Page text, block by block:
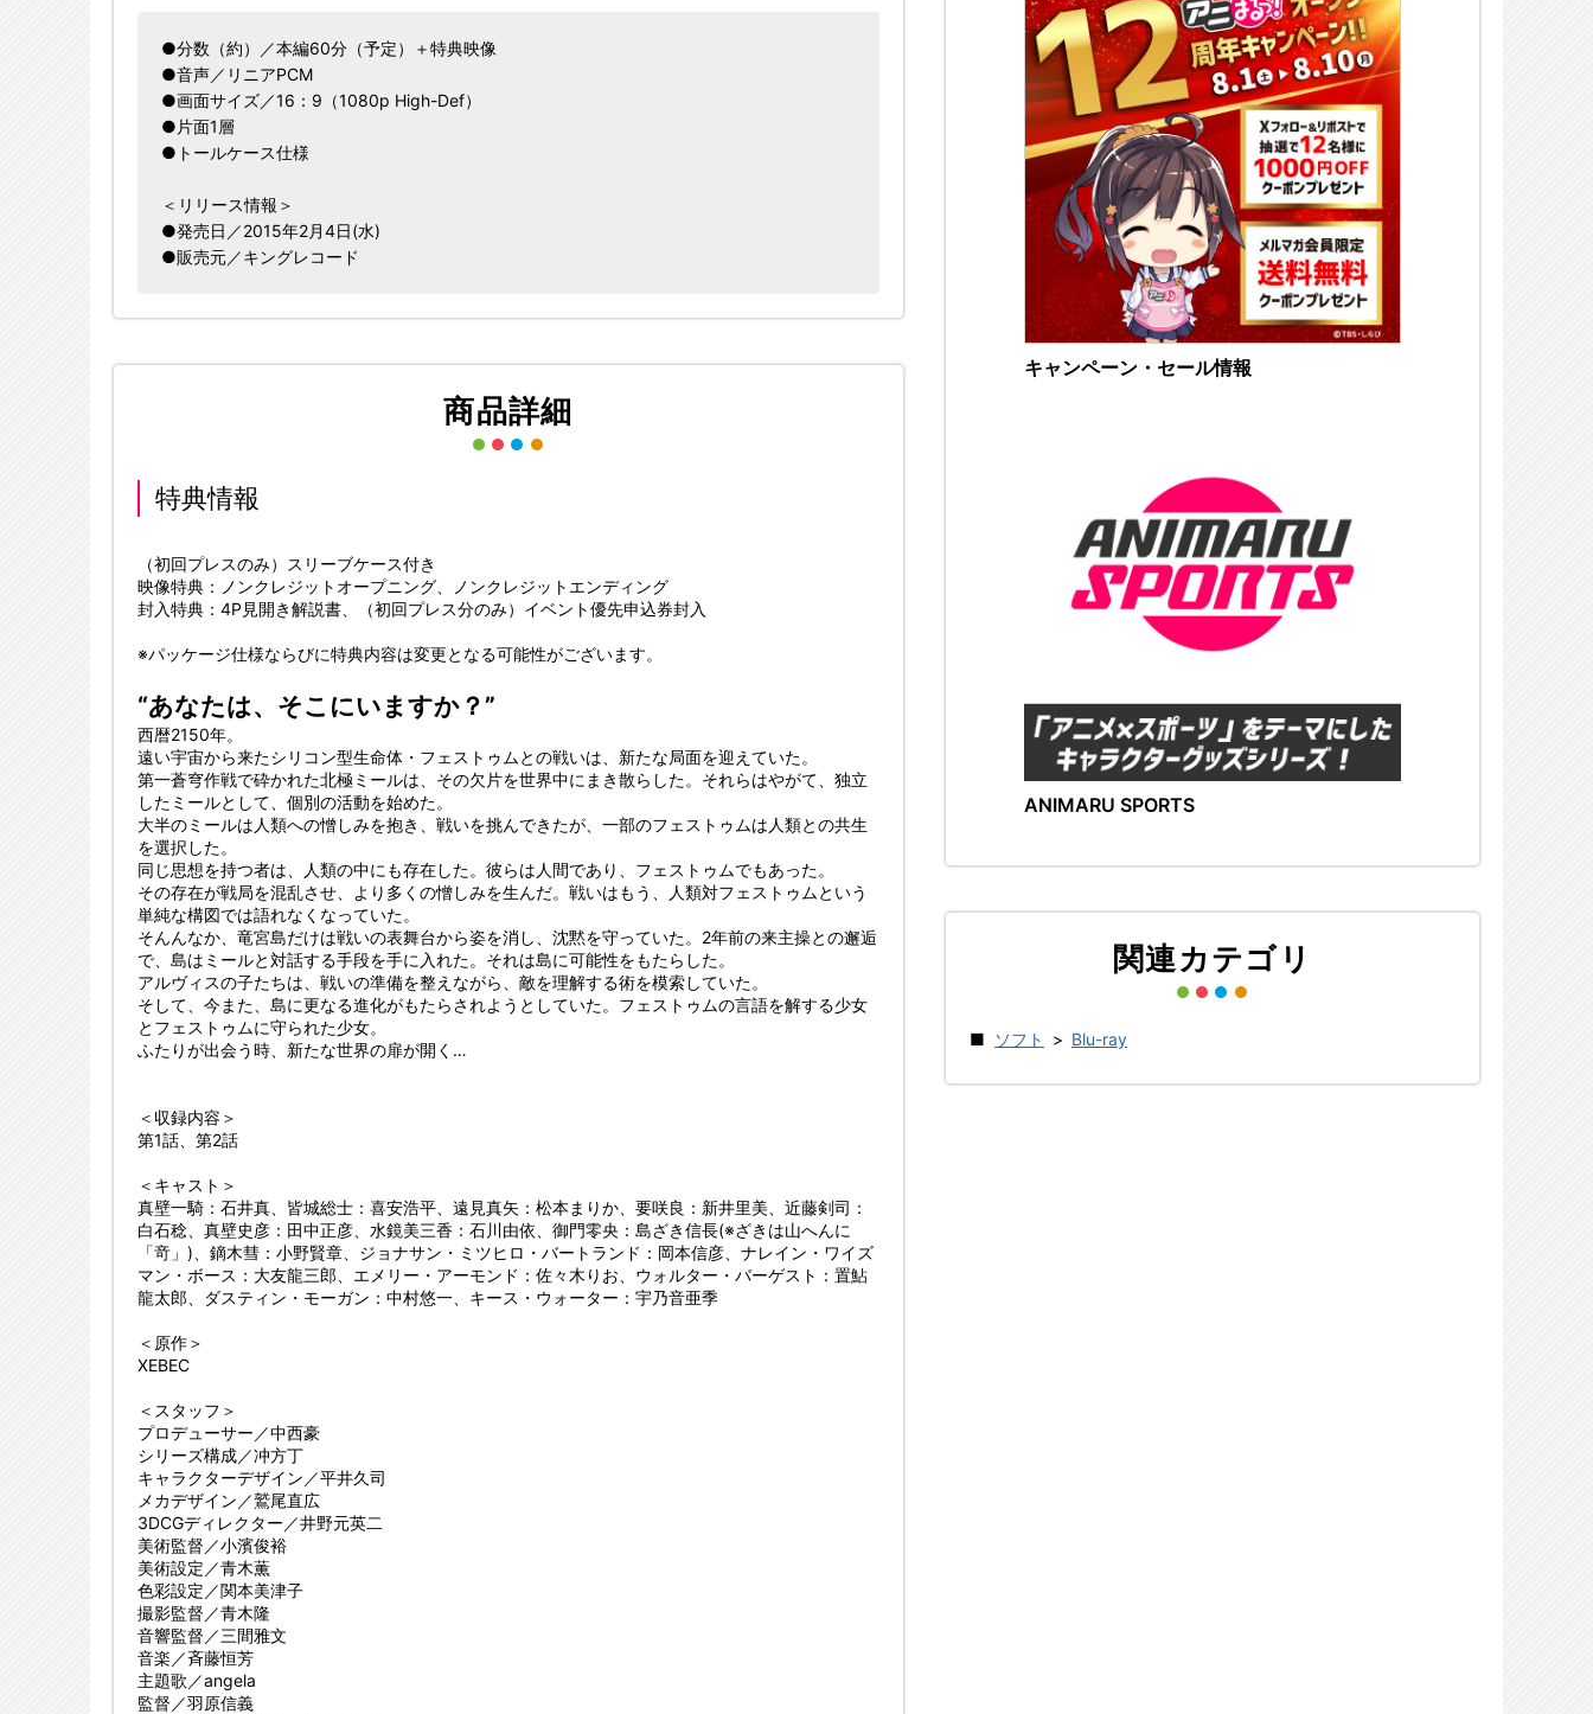
●分数（約）／本編60分（予定）＋特典映像
●音声／リニアPCM
●画面サイズ／16：9（1080p High-Def）
●片面1層
●トールケース仕様
＜リリース情報＞
●発売日／2015年2月4日(水)
●販売元／キングレコード
商品詳細
特典情報
（初回プレスのみ）スリーブケース付き
映像特典：ノンクレジットオープニング、ノンクレジットエンディング
封入特典：4P見開き解説書、（初回プレス分のみ）イベント優先申込券封入
※パッケージ仕様ならびに特典内容は変更となる可能性がございます。
“あなたは、そこにいますか？”
西暦2150年。
遠い宇宙から来たシリコン型生命体・フェストゥムとの戦いは、新たな局面を迎えていた。
第一蒼穹作戦で砕かれた北極ミールは、その欠片を世界中にまき散らした。それらはやがて、独立
したミールとして、個別の活動を始めた。
大半のミールは人類への憎しみを抱き、戦いを挑んできたが、一部のフェストゥムは人類との共生
を選択した。
同じ思想を持つ者は、人類の中にも存在した。彼らは人間であり、フェストゥムでもあった。
その存在が戦局を混乱させ、より多くの憎しみを生んだ。戦いはもう、人類対フェストゥムという
単純な構図では語れなくなっていた。
そんんなか、竜宮島だけは戦いの表舞台から姿を消し、沈黙を守っていた。2年前の来主操との邂逅
で、島はミールと対話する手段を手に入れた。それは島に可能性をもたらした。
アルヴィスの子たちは、戦いの準備を整えながら、敵を理解する術を模索していた。
そして、今また、島に更なる進化がもたらされようとしていた。フェストゥムの言語を解する少女
とフェストゥムに守られた少女。
ふたりが出会う時、新たな世界の扉が開く…
＜収録内容＞
第1話、第2話
＜キャスト＞
真壁一騎：石井真、皆城総士：喜安浩平、遠見真矢：松本まりか、要咲良：新井里美、近藤剣司：
白石稔、真壁史彦：田中正彦、水鏡美三香：石川由依、御門零央：島ざき信長(※ざきは山へんに
「竒」)、鏑木彗：小野賢章、ジョナサン・ミツヒロ・バートランド：岡本信彦、ナレイン・ワイズ
マン・ボース：大友龍三郎、エメリー・アーモンド：佐々木りお、ウォルター・バーゲスト：置鮎
龍太郎、ダスティン・モーガン：中村悠一、キース・ウォーター：宇乃音亜季
＜原作＞
XEBEC
＜スタッフ＞
プロデューサー／中西豪
シリーズ構成／冲方丁
キャラクターデザイン／平井久司
メカデザイン／鷲尾直広
3DCGディレクター／井野元英二
美術監督／小濱俊裕
美術設定／青木薫
色彩設定／関本美津子
撮影監督／青木隆
音響監督／三間雅文
音楽／斉藤恒芳
主題歌／angela
監督／羽原信義
キャンペーン・セール情報
ANIMARU SPORTS
関連カテゴリ
ソフト > Blu-ray